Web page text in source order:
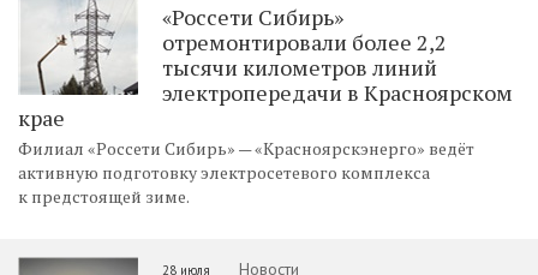
«Россети Сибирь»
отремонтировали более 2,2
тысячи километров линий
электропередачи в Красноярском
крае
Филиал «Россети Сибирь» — «Красноярскэнерго» ведёт
активную подготовку электросетевого комплекса
к предстоящей зиме.
28 июля Новости